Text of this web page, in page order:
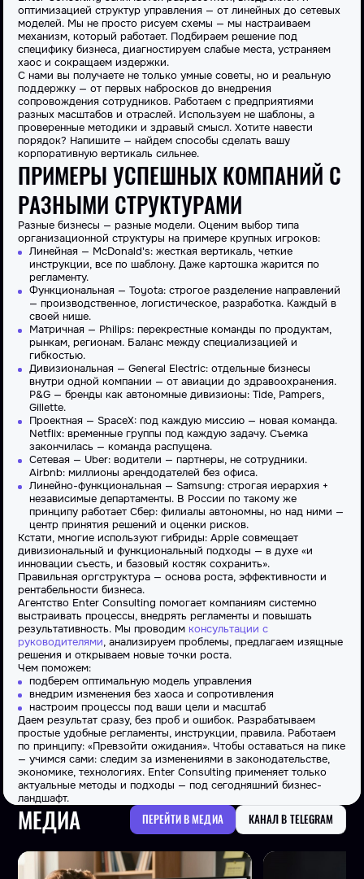
оптимизацией структур управления — от линейных до сетевых
моделей. Мы не просто рисуем схемы — мы настраиваем
механизм, который работает. Подбираем решение под
специфику бизнеса, диагностируем слабые места, устраняем
хаос и сокращаем издержки.
С нами вы получаете не только умные советы, но и реальную
поддержку — от первых набросков до внедрения
сопровождения сотрудников. Работаем с предприятиями
разных масштабов и отраслей. Используем не шаблоны, а
проверенные методики и здравый смысл. Хотите навести
порядок? Напишите — найдем способы сделать вашу
корпоративную вертикаль сильнее.
ПРИМЕРЫ УСПЕШНЫХ КОМПАНИЙ С
РАЗНЫМИ СТРУКТУРАМИ
Разные бизнесы — разные модели. Оценим выбор типа
организационной структуры на примере крупных игроков:
Линейная — McDonald's: жесткая вертикаль, четкие
инструкции, все по шаблону. Даже картошка жарится по
регламенту.
Функциональная — Toyota: строгое разделение направлений
—производственное, логистическое, разработка. Каждый в
своей нише.
Матричная — Philips: перекрестные команды по продуктам,
рынкам, регионам. Баланс между специализацией и
гибкостью.
Дивизиональная — General Electric: отдельные бизнесы
внутри одной компании — от авиации до здравоохранения.
P&G — бренды как автономные дивизионы: Tide, Pampers,
Gillette.
Проектная — SpaceX: под каждую миссию — новая команда.
Netflix: временные группы под каждую задачу. Съемка
закончилась — команда распущена.
Сетевая — Uber: водители — партнеры, не сотрудники.
Airbnb: миллионы арендодателей без офиса.
Линейно-функциональная — Samsung: строгая иерархия +
независимые департаменты. В России по такому же
принципу работает Сбер: филиалы автономны, но над ними —
центр принятия решений и оценки рисков.
Кстати, многие используют гибриды: Apple совмещает
дивизиональный и функциональный подходы — в духе «и
инновации съесть, и базовый костяк сохранить».
Правильная оргструктура — основа роста, эффективности и
рентабельности бизнеса.
Агентство Enter Consulting помогает компаниям системно
выстраивать процессы, внедрять регламенты и повышать
результативность. Мы проводим консультации с
руководителями, анализируем проблемы, предлагаем изящные
решения и открываем новые точки роста.
Чем поможем:
подберем оптимальную модель управления
внедрим изменения без хаоса и сопротивления
настроим процессы под ваши цели и масштаб
Даем результат сразу, без проб и ошибок. Разрабатываем
простые удобные регламенты, инструкции, правила. Работаем
по принципу: «Превзойти ожидания». Чтобы оставаться на пике
— учимся сами: следим за изменениями в законодательстве,
экономике, технологиях. Enter Consulting применяет только
актуальные методы и подходы — под сегодняшний бизнес-
ландшафт.
МЕДИА ПЕРЕЙТИ В МЕДИА КАНАЛ В TELEGRAM